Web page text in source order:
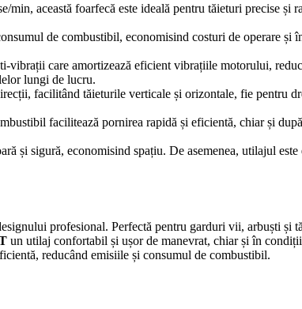
min, această foarfecă este ideală pentru tăieturi precise și
de combustibil, economisind costuri de operare
vibrații care amortizează eficient vibrațiile motorului,
lungi de lucru.
facilitând tăieturile verticale și orizontale, fie pentru
facilitează pornirea rapidă și eficientă, chiar și
și sigură, economisind spațiu. De asemenea, utilajul
profesional. Perfectă pentru garduri vii, arbuști și
un utilaj confortabil și ușor de manevrat, chiar și în
reducând emisiile și consumul de combustibil.